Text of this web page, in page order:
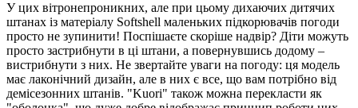
У цих вітронепроникних, але при цьому дихаючих дитячих
штанах із матеріалу Softshell маленьких підкорювачів погоди
просто не зупинити! Поспішаєте скоріше надвір? Діти можуть
просто застрибнути в ці штани, а повернувшись додому –
вистрибнути з них. Не звертайте уваги на погоду: ця модель
має лаконічний дизайн, але в них є все, що вам потрібно від
демісезонних штанів. "Kuori" також можна перекласти як